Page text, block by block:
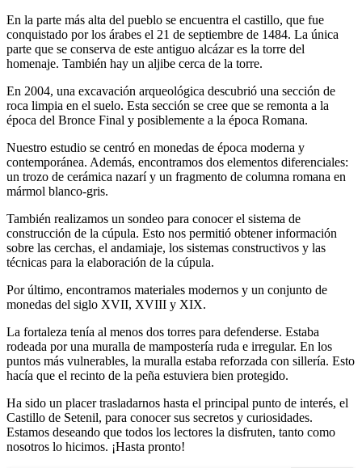
En la parte más alta del pueblo se encuentra el castillo, que fue
conquistado por los árabes el 21 de septiembre de 1484. La única
parte que se conserva de este antiguo alcázar es la torre del
homenaje. También hay un aljibe cerca de la torre.
En 2004, una excavación arqueológica descubrió una sección de
roca limpia en el suelo. Esta sección se cree que se remonta a la
época del Bronce Final y posiblemente a la época Romana.
Nuestro estudio se centró en monedas de época moderna y
contemporánea. Además, encontramos dos elementos diferenciales:
un trozo de cerámica nazarí y un fragmento de columna romana en
mármol blanco-gris.
También realizamos un sondeo para conocer el sistema de
construcción de la cúpula. Esto nos permitió obtener información
sobre las cerchas, el andamiaje, los sistemas constructivos y las
técnicas para la elaboración de la cúpula.
Por último, encontramos materiales modernos y un conjunto de
monedas del siglo XVII, XVIII y XIX.
La fortaleza tenía al menos dos torres para defenderse. Estaba
rodeada por una muralla de mampostería ruda e irregular. En los
puntos más vulnerables, la muralla estaba reforzada con sillería. Esto
hacía que el recinto de la peña estuviera bien protegido.
Ha sido un placer trasladarnos hasta el principal punto de interés, el
Castillo de Setenil, para conocer sus secretos y curiosidades.
Estamos deseando que todos los lectores la disfruten, tanto como
nosotros lo hicimos. ¡Hasta pronto!